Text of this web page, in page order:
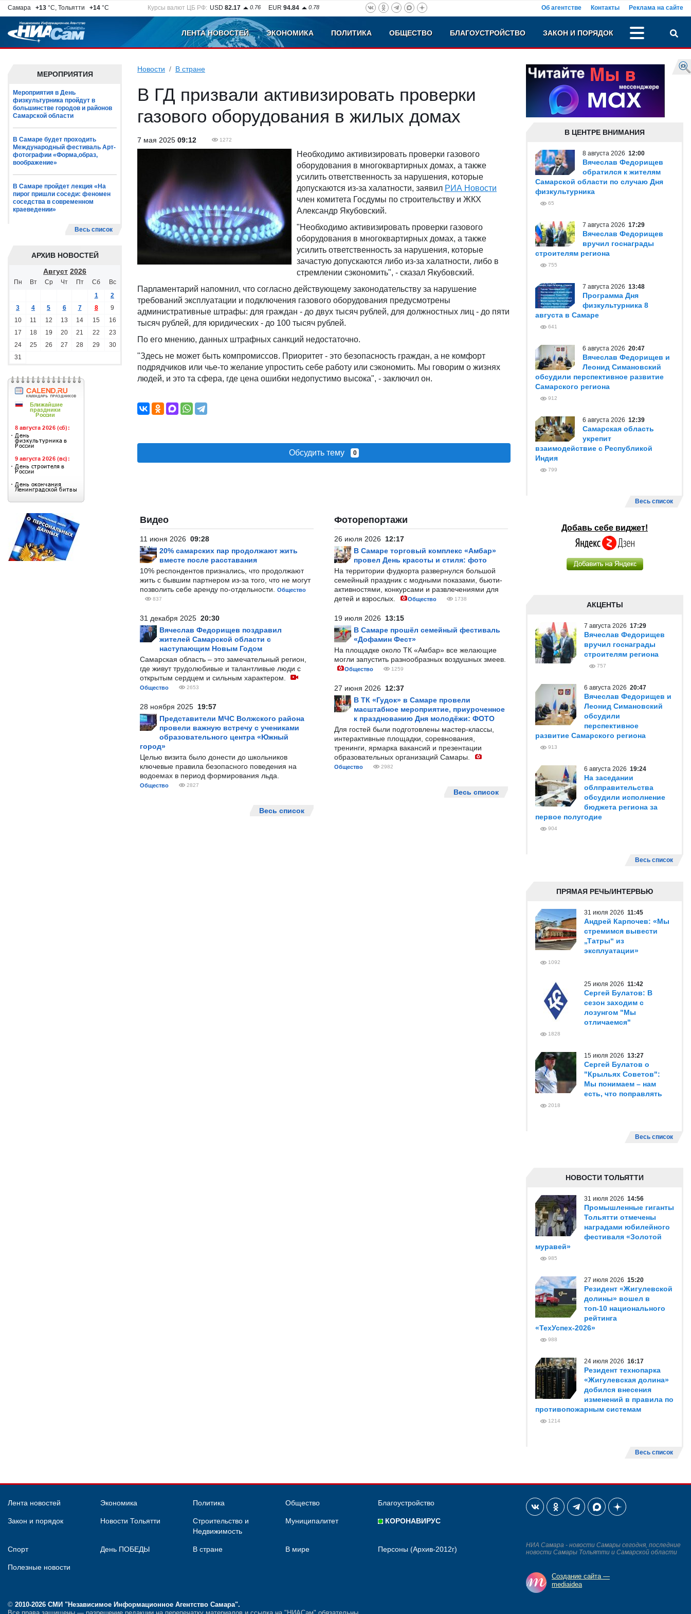
Самара +13 °C, Тольятти +14 °C Курсы валют ЦБ РФ: USD 82.17 0.76 EUR 94.84 0.78 Об агентстве Контакты Реклама на сайте
ЛЕНТА НОВОСТЕЙ ЭКОНОМИКА ПОЛИТИКА ОБЩЕСТВО БЛАГОУСТРОЙСТВО ЗАКОН И ПОРЯДОК
МЕРОПРИЯТИЯ
Мероприятия в День
физкультурника пройдут в
большинстве городов и районов
Самарской области
В Самаре будет проходить
Международный фестиваль Арт-
фотографии «Форма,образ,
воображение»
В Самаре пройдет лекция «На
пирог пришли соседи: феномен
соседства в современном
краеведении»
Весь список
АРХИВ НОВОСТЕЙ
Август 2026
Пн Вт Ср Чт Пт Сб
Вс
1
2
3
4 5 6 7 8
9
10
11 12 13 14 15
16
17
18 19 20 21 22
23
24
25 26 27 28 29
30
31
Новости В стране
В ГД призвали активизировать проверки
газового оборудования в жилых домах
7 мая 2025 09:12 1272
Необходимо активизировать проверки газового
оборудования в многоквартирных домах, а также
усилить ответственность за нарушения, которые
допускаются из-за халатности, заявил РИА Новости
член комитета Госдумы по строительству и ЖКХ
Александр Якубовский.
"Необходимо активизировать проверки газового
оборудования в многоквартирных домах, а также
усилить ответственность за нарушения, которые
зачастую допускаются либо из-за халатности, либо в
стремлении сэкономить", - сказал Якубовский.
Парламентарий напомнил, что согласно действующему законодательству за нарушение
требований эксплуатации и подключения газового оборудования предусмотрены
административные штрафы: для граждан - до двух тысяч рублей, для должностных лиц - до пяти
тысяч рублей, для юридических - до 100 тысяч рублей.
По его мнению, данных штрафных санкций недостаточно.
"Здесь не может быть компромиссов. Приоритет - это безопасность граждан, а не комфорт
подрядчиков или чье-то желание упростить себе работу или сэкономить. Мы говорим о жизнях
людей, и это та сфера, где цена ошибки недопустимо высока", - заключил он.
Обсудить тему 0
Видео
11 июня 2026 09:28
20% самарских пар продолжают жить
вместе после расставания
10% респондентов признались, что продолжают
жить с бывшим партнером из-за того, что не могут
позволить себе аренду по-отдельности.
Общество
837
31 декабря 2025 20:30
Вячеслав Федорищев поздравил
жителей Самарской области с
наступающим Новым Годом
Самарская область – это замечательный регион,
где живут трудолюбивые и талантливые люди с
открытым сердцем и сильным характером.
Общество 2653
28 ноября 2025 19:57
Представители МЧС Волжского района
провели важную встречу с учениками
образовательного центра «Южный
город»
Целью визита было донести до школьников
ключевые правила безопасного поведения на
водоемах в период формирования льда.
Общество 2827
Весь список
Фоторепортажи
26 июля 2026 12:17
В Самаре торговый комплекс «Амбар»
провел День красоты и стиля: фото
На территории фудкорта развернулся большой
семейный праздник с модными показами, бьюти-
активностями, конкурсами и развлечениями для
детей и взрослых.
Общество 1738
19 июля 2026 13:15
В Самаре прошёл семейный фестиваль
«Дофамин Фест»
На площадке около ТК «Амбар» все желающие
могли запустить разнообразных воздушных змеев.
Общество 1259
27 июня 2026 12:37
В ТК «Гудок» в Самаре провели
масштабное мероприятие, приуроченное
к празднованию Дня молодёжи: ФОТО
Для гостей были подготовлены мастер-классы,
интерактивные площадки, соревнования,
тренинги, ярмарка вакансий и презентации
образовательных организаций Самары.
Общество 2982
Весь список
В ЦЕНТРЕ ВНИМАНИЯ
8 августа 2026 12:00
Вячеслав Федорищев
обратился к жителям
Самарской области по случаю Дня
физкультурника
65
7 августа 2026 17:29
Вячеслав Федорищев
вручил госнаграды
строителям региона
755
7 августа 2026 13:48
Программа Дня
физкультурника 8
августа в Самаре
641
6 августа 2026 20:47
Вячеслав Федорищев и
Леонид Симановский
обсудили перспективное развитие
Самарского региона
912
6 августа 2026 12:39
Самарская область
укрепит
взаимодействие с Республикой
Индия
799
Весь список
Добавь себе виджет!
АКЦЕНТЫ
7 августа 2026 17:29
Вячеслав Федорищев
вручил госнаграды
строителям региона
757
6 августа 2026 20:47
Вячеслав Федорищев и
Леонид Симановский
обсудили
перспективное
развитие Самарского региона
913
6 августа 2026 19:24
На заседании
облправительства
обсудили исполнение
бюджета региона за
первое полугодие
904
Весь список
ПРЯМАЯ РЕЧЬ/ИНТЕРВЬЮ
31 июля 2026 11:45
Андрей Карпочев: «Мы
стремимся вывести
„Татры“ из
эксплуатации»
1092
25 июля 2026 11:42
Сергей Булатов: В
сезон заходим с
лозунгом "Мы
отличаемся"
1828
15 июля 2026 13:27
Сергей Булатов о
"Крыльях Советов":
Мы понимаем – нам
есть, что поправлять
2018
Весь список
НОВОСТИ ТОЛЬЯТТИ
31 июля 2026 14:56
Промышленные гиганты
Тольятти отмечены
наградами юбилейного
фестиваля «Золотой
муравей»
985
27 июля 2026 15:20
Резидент «Жигулевской
долины» вошел в
топ-10 национального
рейтинга
«ТехУспех-2026»
988
24 июля 2026 16:17
Резидент технопарка
«Жигулевская долина»
добился внесения
изменений в правила по
противопожарным системам
1214
Весь список
Лента новостей Экономика Политика Общество Благоустройство
Закон и порядок Новости Тольятти
Строительство и
Недвижимость
Муниципалитет КОРОНАВИРУС
Спорт День ПОБЕДЫ В стране В мире Персоны (Архив-2012г)
Полезные новости
© 2010-2026 СМИ "Независимое Информационное Агентство Самара".
НИА Самара - новости Самары сегодня, последние
новости Самары Тольятти и Самарской области
Создание сайта —
mediaidea